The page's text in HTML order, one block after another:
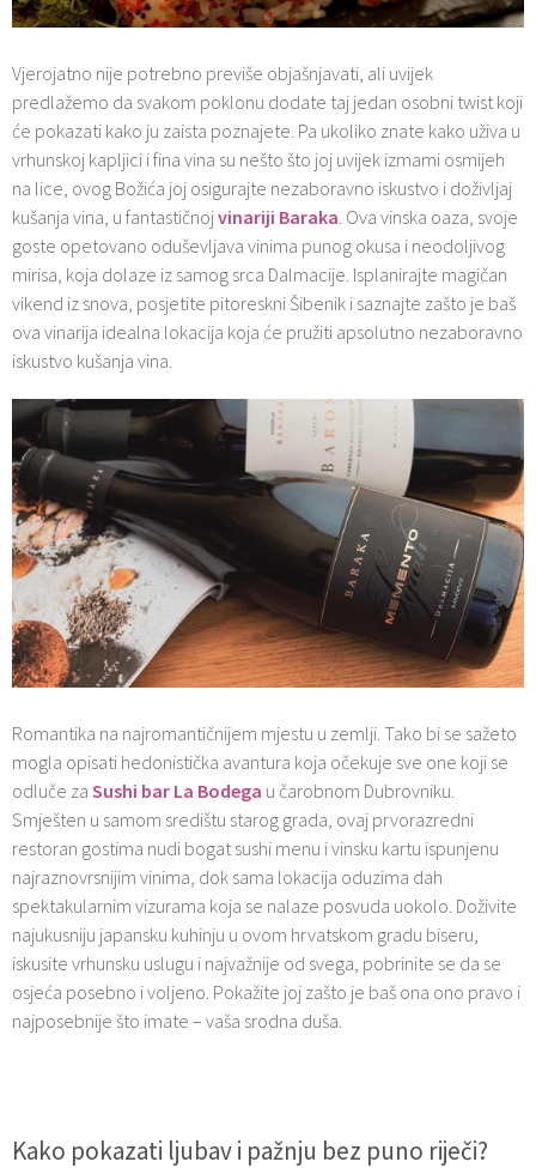
Vjerojatno nije potrebno previše objašnjavati, ali uvijek
predlažemo da svakom poklonu dodate taj jedan osobni twist koji
će pokazati kako ju zaista poznajete. Pa ukoliko znate kako uživa u
vrhunskoj kapljici i fina vina su nešto što joj uvijek izmami osmijeh
na lice, ovog Božića joj osigurajte nezaboravno iskustvo i doživljaj
kušanja vina, u fantastičnojvinariji Baraka. Ova vinska oaza, svoje
goste opetovano oduševljava vinima punog okusa i neodoljivog
mirisa, koja dolaze iz samog srca Dalmacije. Isplanirajte magičan
vikend iz snova, posjetite pitoreskni Šibenik i saznajte zašto je baš
ova vinarija idealna lokacija koja će pružiti apsolutno nezaboravno
iskustvo kušanja vina.
Romantika na najromantičnijem mjestu u zemlji. Tako bi se sažeto
mogla opisati hedonistička avantura koja očekuje sve one koji se
odluče za Sushi bar La Bodega u čarobnom Dubrovniku.
Smješten u samom središtu starog grada, ovaj prvorazredni
restoran gostima nudi bogat sushi menu i vinsku kartu ispunjenu
najraznovrsnijim vinima, dok sama lokacija oduzima dah
spektakularnim vizurama koja se nalaze posvuda uokolo. Doživite
najukusniju japansku kuhinju u ovom hrvatskom gradu biseru,
iskusite vrhunsku uslugu i najvažnije od svega, pobrinite se da se
osjeća posebno i voljeno. Pokažite joj zašto je baš ona ono pravo i
najposebnije što imate – vaša srodna duša.
Kako pokazati ljubav i pažnju bez puno riječi?